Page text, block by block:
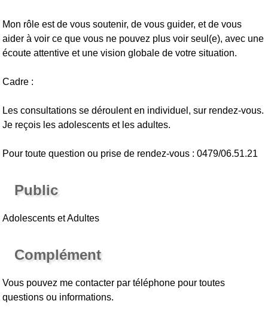
Mon rôle est de vous soutenir, de vous guider, et de vous
aider à voir ce que vous ne pouvez plus voir seul(e), avec une
écoute attentive et une vision globale de votre situation.
Cadre :
Les consultations se déroulent en individuel, sur rendez-vous.
Je reçois les adolescents et les adultes.
Pour toute question ou prise de rendez-vous : 0479/06.51.21
Public
Adolescents et Adultes
Complément
Vous pouvez me contacter par téléphone pour toutes
questions ou informations.